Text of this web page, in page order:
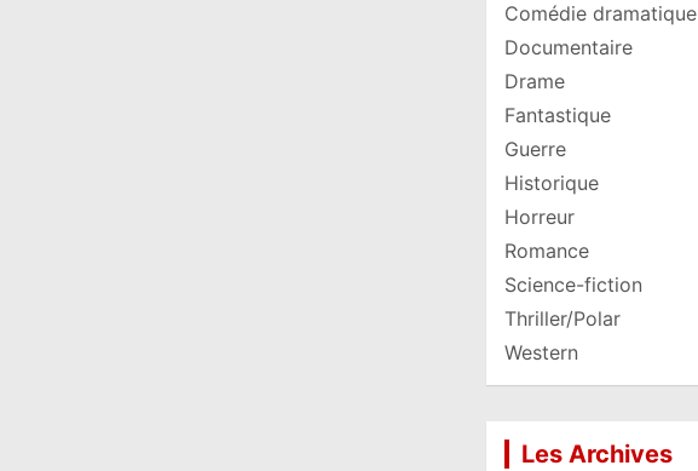
Comédie dramatique
Documentaire
Drame
Fantastique
Guerre
Historique
Horreur
Romance
Science-fiction
Thriller/Polar
Western
Les Archives